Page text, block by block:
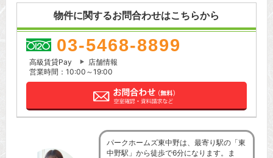
物件に関するお問合わせはこちらから
03-5468-8899
高級賃貸Pay
店舗情報
営業時間：10:00～19:00
パークホームズ東中野は、最寄り駅の「東
中野駅」から徒歩で6分になります。ま